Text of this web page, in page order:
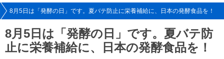
8月5日は「発酵の日」です。夏バテ防止に栄養補給に、日本の発酵食品を！
8月5日は「発酵の日」です。夏バテ防
止に栄養補給に、日本の発酵食品を！